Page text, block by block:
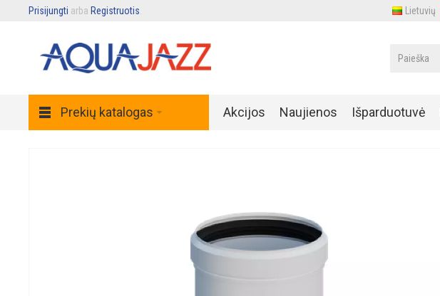
Prisijungti arba Registruotis Lietuvių
Prekių katalogas Akcijos Naujienos Išparduotuvė